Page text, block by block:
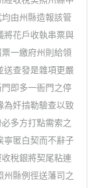
由州縣造報該管
將花戶收執串票與
一繳府州則給領
送查發是雜項更嚴
即多一衙門之停
為奸掯勒驗查以致
多方打點需索之
寧匿白契而不辭子
稅銀將契尾粘連
州縣例徑送藩司之